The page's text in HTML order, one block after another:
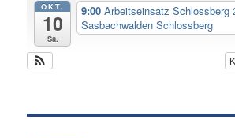
OKT.
10
Sa.
9:00Arbeitseinsatz Schlossberg
Sasbachwalden Schlossberg